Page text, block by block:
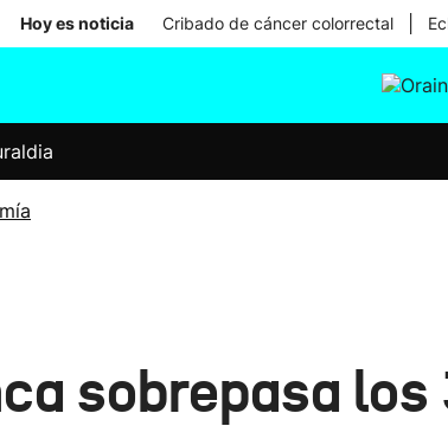
Hoy es noticia Cribado de cáncer colorrectal
sobrepasa